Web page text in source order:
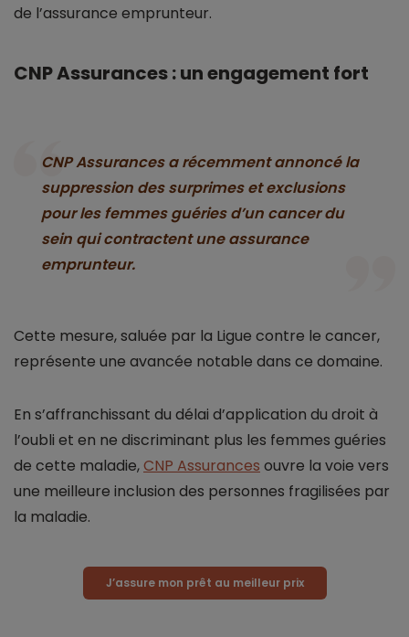
de l’assurance emprunteur.
CNP Assurances : un engagement fort
CNP Assurances a récemment annoncé la
suppression des surprimes et exclusions
pour les femmes guéries d’un cancer du
sein qui contractent une assurance
emprunteur.
Cette mesure, saluée par la Ligue contre le cancer,
représente une avancée notable dans ce domaine.
En s’affranchissant du délai d’application du droit à
l’oubli et en ne discriminant plus les femmes guéries
de cette maladie,CNP Assurances ouvre la voie vers
une meilleure inclusion des personnes fragilisées par
la maladie.
J’assure mon prêt au meilleur prix